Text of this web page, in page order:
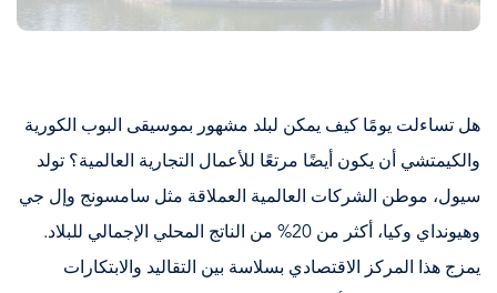
هل تساءلت يومًا كيف يمكن لبلد مشهور بموسيقى البوب الكورية
والكيمتشي أن يكون أيضًا مرتعًا للأعمال التجارية العالمية؟ تولد
سيول، موطن الشركات العالمية العملاقة مثل سامسونج وإل جي
وهيونداي وكيا، أكثر من 20% من الناتج المحلي الإجمالي للبلاد.
يمزج هذا المركز الاقتصادي بسلاسة بين التقاليد والابتكارات